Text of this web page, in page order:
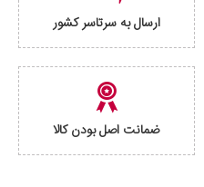
ارسال به سرتاسر کشور
ضمانت اصل بودن کالا